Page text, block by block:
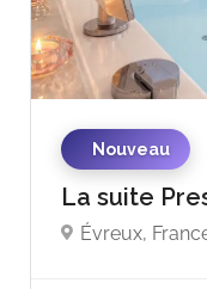
Nouveau
La suite
Évreux,